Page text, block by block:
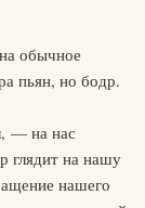
обычное
пьян, но бодр.
— на нас
глядит на нашу
нашего